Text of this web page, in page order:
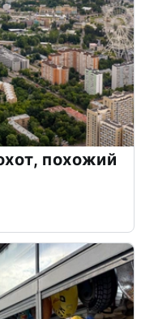
похожий